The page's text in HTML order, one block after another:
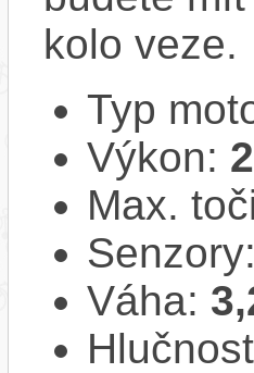
kolo veze.
Typ
Výkon:
Max.
Senzory:
Váha: